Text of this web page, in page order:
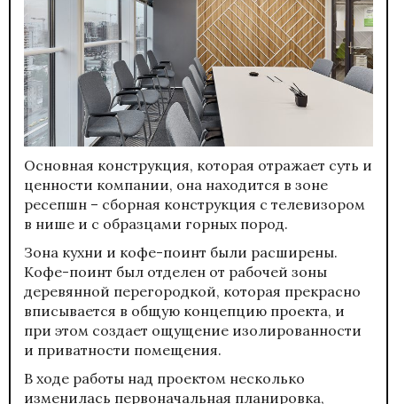
Основная конструкция, которая отражает суть и
ценности компании, она находится в зоне
ресепшн – сборная конструкция с телевизором
в нише и с образцами горных пород.
Зона кухни и кофе-поинт были расширены.
Кофе-поинт был отделен от рабочей зоны
деревянной перегородкой, которая прекрасно
вписывается в общую концепцию проекта, и
при этом создает ощущение изолированности
и приватности помещения.
В ходе работы над проектом несколько
изменилась первоначальная планировка,